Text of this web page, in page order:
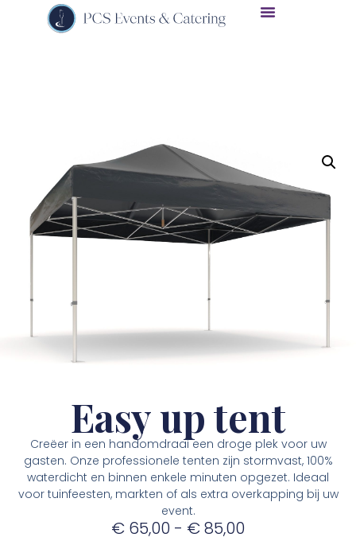
Easy up tent
Creëer in een handomdraai een droge plek voor uw
gasten. Onze professionele tenten zijn stormvast, 100%
waterdicht en binnen enkele minuten opgezet. Ideaal
voor tuinfeesten, markten of als extra overkapping bij uw
event.
€ 65,00 - €85,00